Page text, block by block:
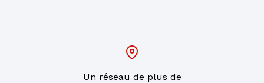
Un réseau de plus de